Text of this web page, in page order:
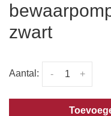
zwart
Aantal: +
-